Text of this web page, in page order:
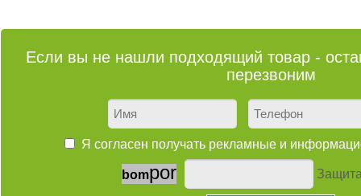
Если вы не нашли подходящий товар -
перезвоним
Я согласен получать рекламные и
bompor